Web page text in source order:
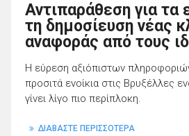
Αντιπαράθεση για τα
τη δημοσίευση νέας
αναφοράς από τους
Η εύρεση αξιόπιστων
προσιτά ενοίκια στις Βρυξέλλες
γίνει λίγο πιο περίπλοκη.
ΔΙΑΒΑΣΤΕ ΠΕΡΙΣΣΟΤΕΡΑ